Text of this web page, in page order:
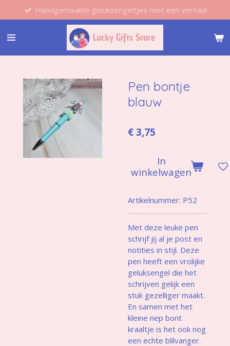
direct
naar
hoofdinhoud
Handgemaakte geluksengeltjes met een verhaal
Pen bontje
blauw
€ 3,75
In
winkelwagen
Artikelnummer: P52
Met deze leuke pen
schrijf jij al je post en
notities in stijl. Deze
pen heeft een vrolijke
geluksengel die het
schrijven gelijk een
stuk gezelliger maakt.
En samen met het
kleine nep bont
kraaltje is het ook nog
een echte blilvanger.